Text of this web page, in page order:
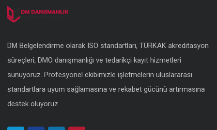
DM Belgelendirme olarak ISO standartları, TÜRKAK akreditasyon
süreçleri, DMO danışmanlığı ve tedarikçi kayıt hizmetleri
sunuyoruz. Profesyonel ekibimizle işletmelerin uluslararası
standartlara uyum sağlamasına ve rekabet gücünü artırmasına
destek oluyoruz.